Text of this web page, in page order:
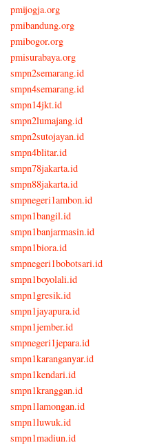
pmijogja.org
pmibandung.org
pmibogor.org
pmisurabaya.org
smpn2semarang.id
smpn4semarang.id
smpn14jkt.id
smpn2lumajang.id
smpn2sutojayan.id
smpn4blitar.id
smpn78jakarta.id
smpn88jakarta.id
smpnegeri1ambon.id
smpn1bangil.id
smpn1banjarmasin.id
smpn1biora.id
smpnegeri1bobotsari.id
smpn1boyolali.id
smpn1gresik.id
smpn1jayapura.id
smpn1jember.id
smpnegeri1jepara.id
smpn1karanganyar.id
smpn1kendari.id
smpn1kranggan.id
smpn1lamongan.id
smpn1luwuk.id
smpn1madiun.id